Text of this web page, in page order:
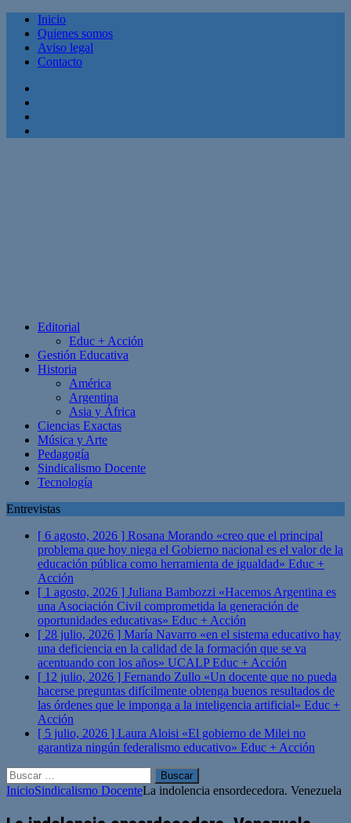
Inicio
Quienes somos
Aviso legal
Contacto
Editorial
Educ + Acción
Gestión Educativa
Historia
América
Argentina
Asia y África
Ciencias Exactas
Música y Arte
Pedagogía
Sindicalismo Docente
Tecnología
Entrevistas
[ 6 agosto, 2026 ] Rosana Morando «creo que el principal
problema que hoy niega el Gobierno nacional es el valor de la
educación pública como herramienta de igualdad» Educ +
Acción
[ 1 agosto, 2026 ] Juliana Bambozzi «Hacemos Argentina es
una Asociación Civil comprometida la generación de
oportunidades educativas» Educ + Acción
[ 28 julio, 2026 ] María Navarro «en el sistema educativo hay
una deficiencia en la calidad de la formación que se va
acentuando con los años» UCALPEduc + Acción
[ 12 julio, 2026 ] Fernando Zullo «Un docente que no pueda
hacerse preguntas difícilmente obtenga buenos resultados de
las órdenes que le imponga a la inteligencia artificial» Educ +
Acción
[ 5 julio, 2026 ] Laura Aloisi «El gobierno de Milei no
garantiza ningún federalismo educativo» Educ + Acción
Buscar:
InicioSindicalismo DocenteLa indolencia ensordecedora. Venezuela